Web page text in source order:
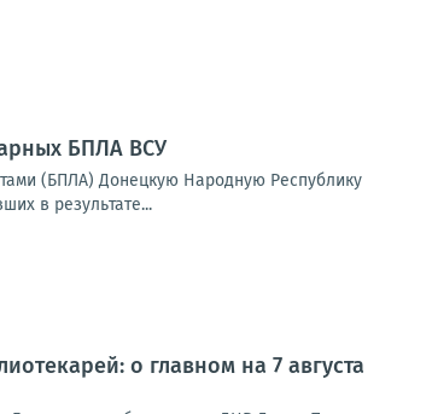
БПЛА ВСУ
(БПЛА) Донецкую Народную Республику
в результате...
о главном на 7 августа